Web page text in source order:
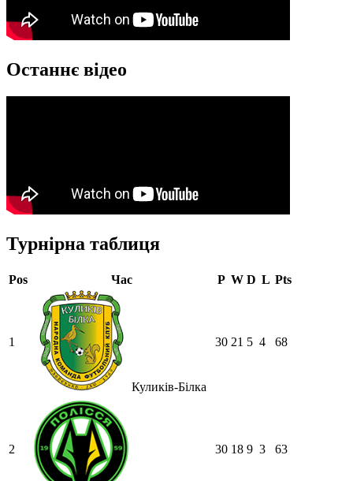
Останнє відео
Турнірна таблиця
Pos Час P W D L Pts
1
Куликів-Білка
30 21 5 4 68
2 30 18 9 3 63